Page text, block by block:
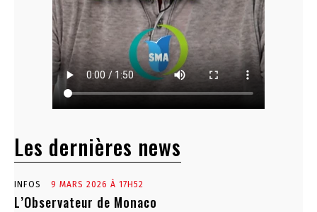
Les dernières news
INFOS 9 MARS 2026 À 17H52
L’Observateur de Monaco